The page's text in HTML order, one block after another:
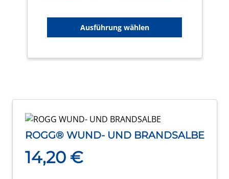
Ausführung wählen
Optionen
auf
gewählt
ROGG® WUND- UND BRANDSALBE
14,20 €
Dieses
Produkt
weist
mehrere
Varianten